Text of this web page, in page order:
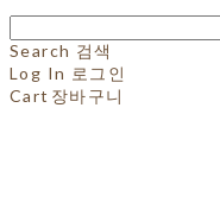
Search 검색
Log In 로그인
Cart 장바구니